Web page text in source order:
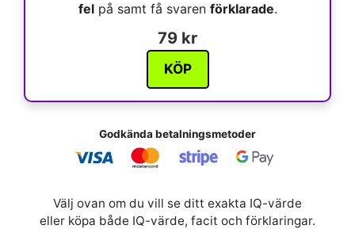
felpå samt få svaren förklarade.
79 kr
KÖP
Godkända betalningsmetoder
Välj ovan om du vill se ditt exakta IQ-värde
eller köpa både IQ-värde, facit och förklaringar.